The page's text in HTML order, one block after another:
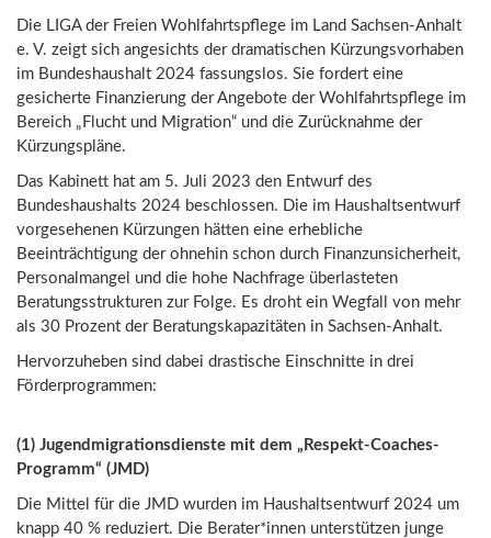
Die LIGA der Freien Wohlfahrtspflege im Land Sachsen-Anhalt
e. V. zeigt sich angesichts der dramatischen Kürzungsvorhaben
im Bundeshaushalt 2024 fassungslos. Sie fordert eine
gesicherte Finanzierung der Angebote der Wohlfahrtspflege im
Bereich „Flucht und Migration“ und die Zurücknahme der
Kürzungspläne.
Das Kabinett hat am 5. Juli 2023 den Entwurf des
Bundeshaushalts 2024 beschlossen. Die im Haushaltsentwurf
vorgesehenen Kürzungen hätten eine erhebliche
Beeinträchtigung der ohnehin schon durch Finanzunsicherheit,
Personalmangel und die hohe Nachfrage überlasteten
Beratungsstrukturen zur Folge. Es droht ein Wegfall von mehr
als 30 Prozent der Beratungskapazitäten in Sachsen-Anhalt.
Hervorzuheben sind dabei drastische Einschnitte in drei
Förderprogrammen:
(1) Jugendmigrationsdienste mit dem „Respekt-Coaches-
Programm“ (JMD)
Die Mittel für die JMD wurden im Haushaltsentwurf 2024 um
knapp 40 % reduziert. Die Berater*innen unterstützen junge